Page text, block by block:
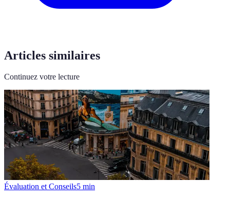
Articles similaires
Continuez votre lecture
Évaluation et Conseils5 min